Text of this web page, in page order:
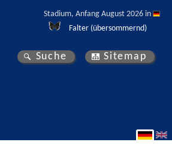
Stadium, Anfang August 2026 in
Falter (übersommernd)
Suche Sitemap